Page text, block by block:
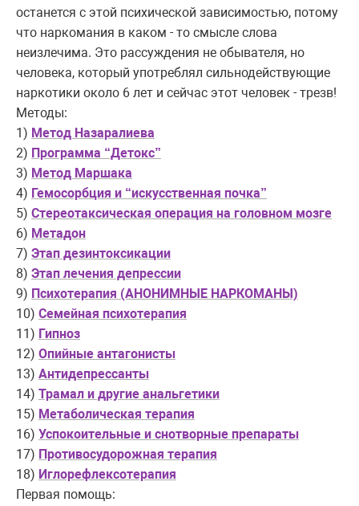
останется с этой психической зависимостью, потому
что наркомания в каком - то смысле слова
неизлечима. Это рассуждения не обывателя, но
человека, который употреблял сильнодействующие
наркотики около 6 лет и сейчас этот человек - трезв!
Методы:
1) Метод Назаралиева
2) Программа “Детокс”
3) Метод Маршака
4) Гемосорбция и “искусственная почка”
5) Стереотаксическая операция на головном мозге
6) Метадон
7) Этап дезинтоксикации
8) Этап лечения депрессии
9) Психотерапия (АНОНИМНЫЕ НАРКОМАНЫ)
10) Семейная психотерапия
11) Гипноз
12) Опийные антагонисты
13) Антидепрессанты
14) Трамал и другие анальгетики
15) Метаболическая терапия
16) Успокоительные и снотворные препараты
17) Противосудорожная терапия
18) Иглорефлексотерапия
Первая помощь: